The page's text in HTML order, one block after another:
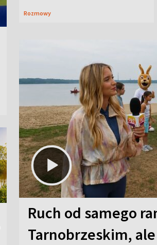
Rozmowy
Ruch od samego
Tarnobrzeskim,